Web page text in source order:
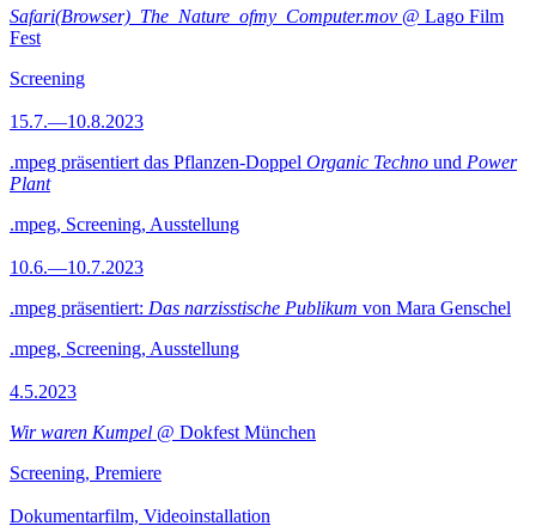
Safari(Browser)_The_Nature_ofmy_Computer.mov @ Lago Film
Fest
Screening
15.7.—10.8.2023
.mpeg präsentiert das Pflanzen-Doppel Organic Techno und Power
Plant
.mpeg, Screening, Ausstellung
10.6.—10.7.2023
.mpeg präsentiert: Das narzisstische Publikum von Mara Genschel
.mpeg, Screening, Ausstellung
4.5.2023
Wir waren Kumpel @ Dokfest München
Screening, Premiere
Dokumentarfilm, Videoinstallation